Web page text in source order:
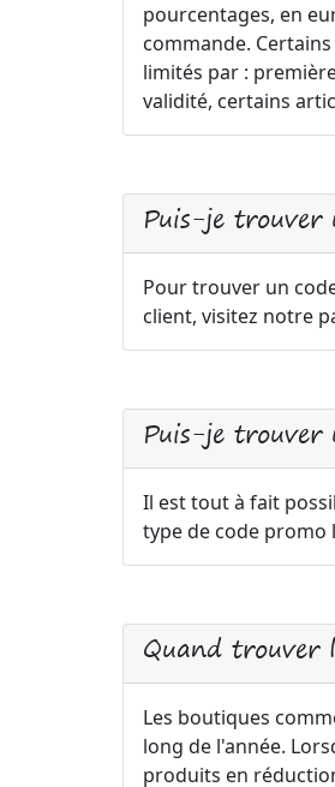
pourcentages, en
commande.
limités par :
validité, certains
Puis-je trouver
Pour trouver un
client, visitez notre
Puis-je trouver
Il est tout à fait
type de code promo
Quand trouver
Les boutiques
long de l'année.
produits en